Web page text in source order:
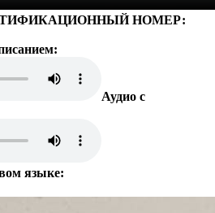
НОМЕР:
Аудио с
языке: